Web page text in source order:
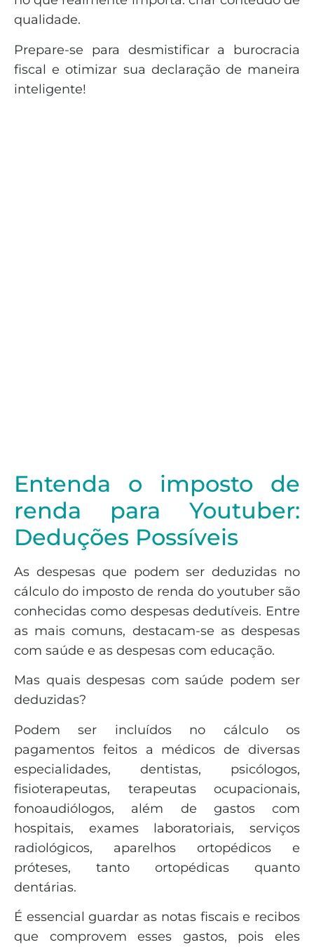
qualidade.
Prepare-se para desmistificar a burocracia
fiscal e otimizar sua declaração de maneira
inteligente!
Entenda o imposto de
renda para Youtuber:
Deduções Possíveis
As despesas que podem ser deduzidas no
cálculo do imposto de renda do youtuber são
conhecidas como despesas dedutíveis. Entre
as mais comuns, destacam-se as despesas
com saúde e as despesas com educação.
Mas quais despesas com saúde podem ser
deduzidas?
Podem ser incluídos no cálculo os
pagamentos feitos a médicos de diversas
especialidades, dentistas, psicólogos,
fisioterapeutas, terapeutas ocupacionais,
fonoaudiólogos, além de gastos com
hospitais, exames laboratoriais, serviços
radiológicos, aparelhos ortopédicos e
próteses, tanto ortopédicas quanto
dentárias.
É essencial guardar as notas fiscais e recibos
que comprovem esses gastos, pois eles